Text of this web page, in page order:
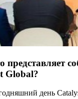
представляет
Global?
день